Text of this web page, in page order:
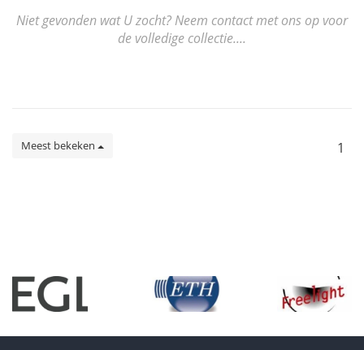
Niet gevonden wat U zocht? Neem contact met ons op voor
de volledige collectie....
Meest bekeken 1